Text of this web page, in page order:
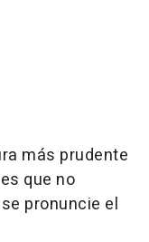
más prudente
que no
pronuncie el